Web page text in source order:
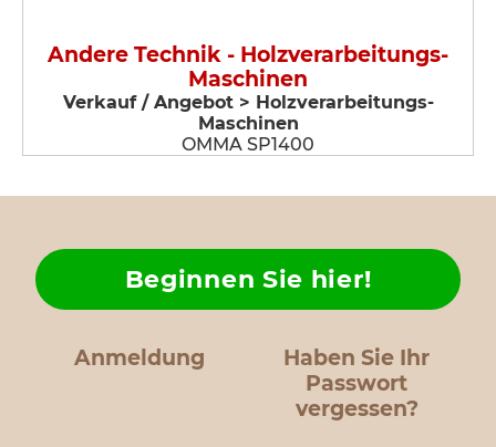
Andere Technik - Holzverarbeitungs-
Maschinen
Verkauf / Angebot > Holzverarbeitungs-
Maschinen
OMMA SP1400
Anmeldung
Haben Sie Ihr
Passwort
vergessen?
Beginnen Sie hier!